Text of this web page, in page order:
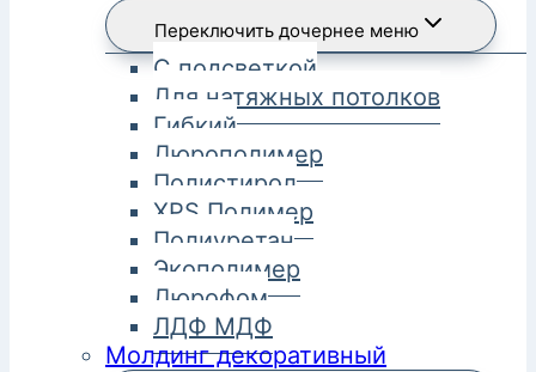
Переключить дочернее меню
С подсветкой
Для натяжных потолков
Гибкий
Дюрополимер
Полистирол
XPS Полимер
Полиуретан
Экополимер
Дюрофом
ЛДФ МДФ
Молдинг декоративный